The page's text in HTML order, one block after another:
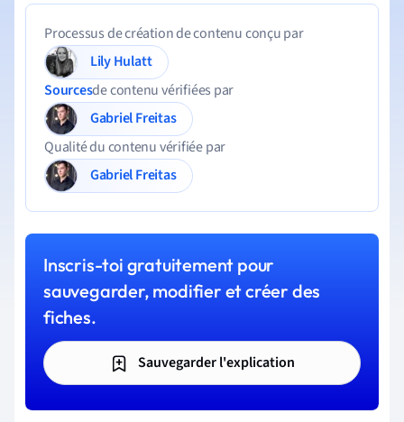
Processus de création de contenu conçu par
Lily Hulatt
Sourcesde contenu vérifiées par
Gabriel Freitas
Qualité du contenu vérifiée par
Gabriel Freitas
Inscris-toi gratuitement pour
sauvegarder, modifier et créer des
fiches.
Sauvegarder l'explication